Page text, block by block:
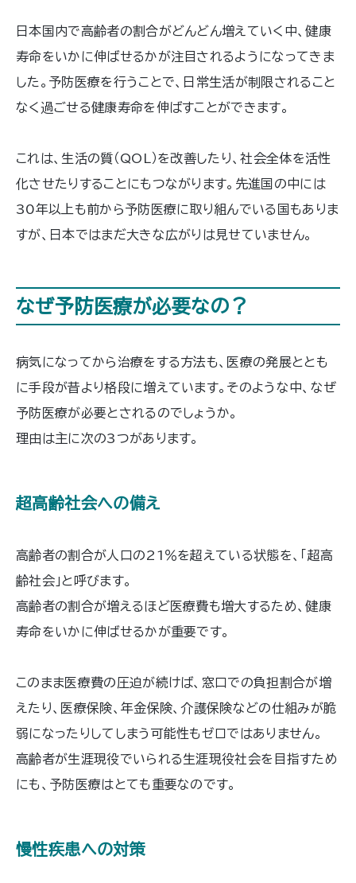
日本国内で高齢者の割合がどんどん増えていく中、健康
寿命をいかに伸ばせるかが注目されるようになってきま
した。予防医療を行うことで、日常生活が制限されること
なく過ごせる健康寿命を伸ばすことができます。
これは、生活の質（QOL）を改善したり、社会全体を活性
化させたりすることにもつながります。先進国の中には
30年以上も前から予防医療に取り組んでいる国もありま
すが、日本ではまだ大きな広がりは見せていません。
なぜ予防医療が必要なの？
病気になってから治療をする方法も、医療の発展ととも
に手段が昔より格段に増えています。そのような中、なぜ
予防医療が必要とされるのでしょうか。
理由は主に次の3つがあります。
超高齢社会への備え
高齢者の割合が人口の21％を超えている状態を、「超高
齢社会」と呼びます。
高齢者の割合が増えるほど医療費も増大するため、健康
寿命をいかに伸ばせるかが重要です。
このまま医療費の圧迫が続けば、窓口での負担割合が増
えたり、医療保険、年金保険、介護保険などの仕組みが脆
弱になったりしてしまう可能性もゼロではありません。
高齢者が生涯現役でいられる生涯現役社会を目指すため
にも、予防医療はとても重要なのです。
慢性疾患への対策